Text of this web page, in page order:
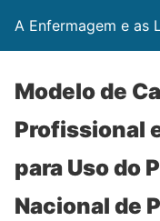
A Enfermagem e as
Modelo de
Profissional
para Uso do
Nacional de